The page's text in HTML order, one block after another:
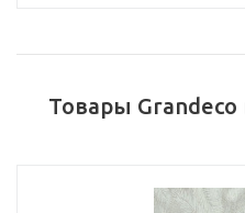
Товары